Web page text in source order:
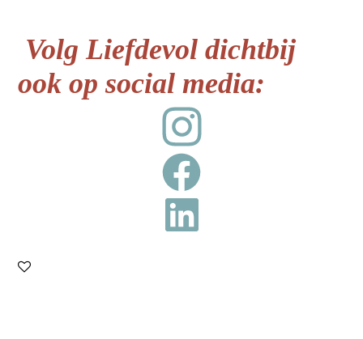
Volg Liefdevol dichtbij
ook op social media: